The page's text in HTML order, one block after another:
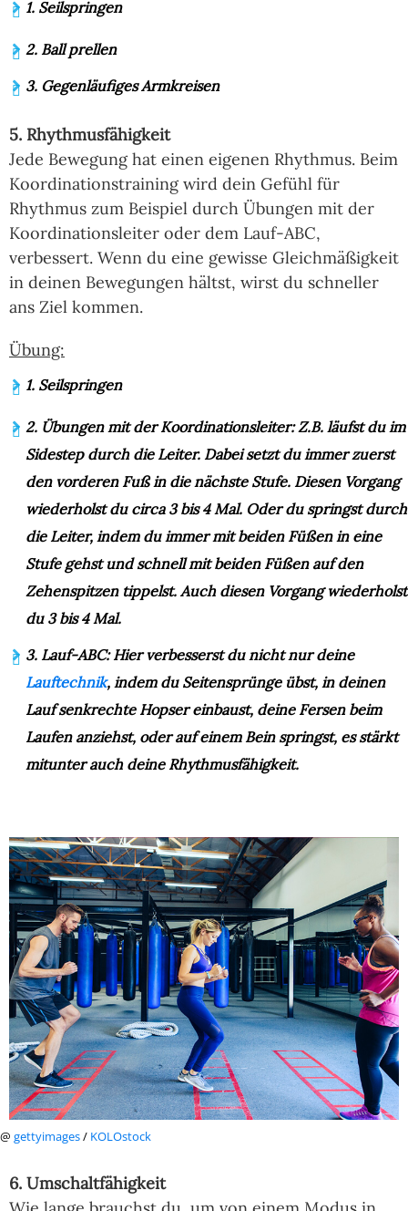
1. Seilspringen
2. Ball prellen
3. Gegenläufiges Armkreisen
5. Rhythmusfähigkeit
Jede Bewegung hat einen eigenen Rhythmus. Beim
Koordinationstraining wird dein Gefühl für
Rhythmus zum Beispiel durch Übungen mit der
Koordinationsleiter oder dem Lauf-ABC,
verbessert. Wenn du eine gewisse Gleichmäßigkeit
in deinen Bewegungen hältst, wirst du schneller
ans Ziel kommen.
Übung:
1. Seilspringen
2. Übungen mit der Koordinationsleiter: Z.B. läufst du im
Sidestep durch die Leiter. Dabei setzt du immer zuerst
den vorderen Fuß in die nächste Stufe. Diesen Vorgang
wiederholst du circa 3 bis 4 Mal. Oder du springst durch
die Leiter, indem du immer mit beiden Füßen in eine
Stufe gehst und schnell mit beiden Füßen auf den
Zehenspitzen tippelst. Auch diesen Vorgang wiederholst
du 3 bis 4 Mal.
3. Lauf-ABC: Hier verbesserst du nicht nur deine
Lauftechnik, indem du Seitensprünge übst, in deinen
Lauf senkrechte Hopser einbaust, deine Fersen beim
Laufen anziehst, oder auf einem Bein springst, es stärkt
mitunter auch deine Rhythmusfähigkeit.
@ gettyimages/ KOLOstock
6. Umschaltfähigkeit